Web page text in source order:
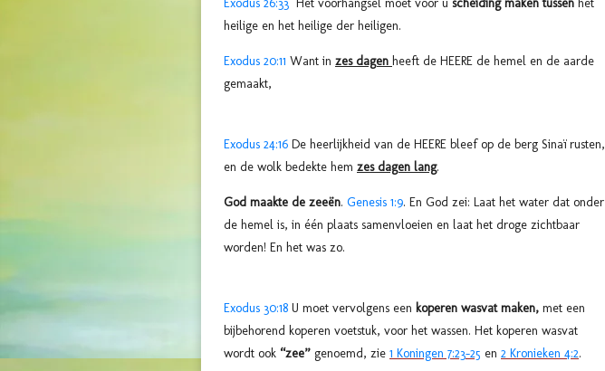
Exodus 26:33 Het voorhangsel moet voor u scheiding maken tussen het
heilige en het heilige der heiligen.
Exodus 20:11 Want in zes dagen heeft de HEERE de hemel en de aarde
gemaakt,
Exodus 24:16 De heerlijkheid van de HEERE bleef op de berg Sinaï rusten,
en de wolk bedekte hem zes dagen lang.
God maakte de zeeën. Genesis 1:9. En God zei: Laat het water dat onder
de hemel is, in één plaats samenvloeien en laat het droge zichtbaar
worden! En het was zo.
Exodus 30:18 U moet vervolgens een koperen wasvat maken, met een
bijbehorend koperen voetstuk, voor het wassen. Het koperen wasvat
wordt ook “zee” genoemd, zie 1 Koningen 7:23-25 en 2 Kronieken 4:2.